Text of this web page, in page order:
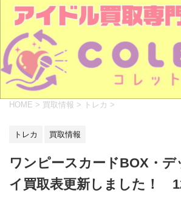
HOME > 買取情報 > トレカ >
トレカ 買取情報
ワンピースカードBOX・デ
イ買取表更新しました！